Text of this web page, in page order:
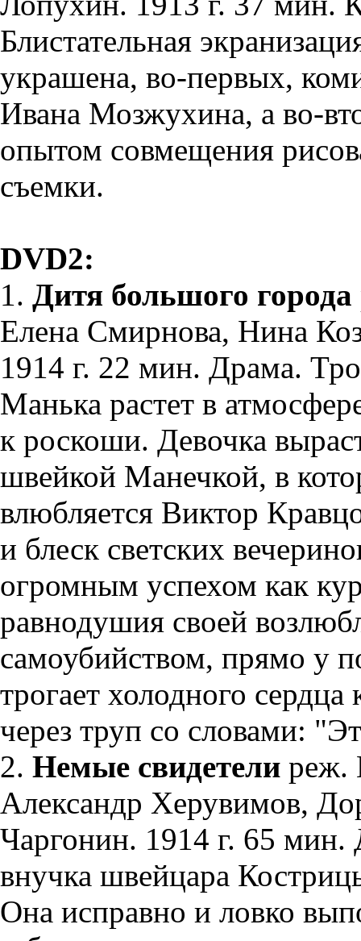
Блистательная
украшена, во-первых,
Ивана Мозжухина, а во-
опытом совмещения
съемки.
DVD2:
1. Дитя большого города
Елена Смирнова, Нина
1914 г. 22 мин. Драма.
Манька растет в
к роскоши. Девочка
швейкой Манечкой, в
влюбляется Виктор
и блеск светских
огромным успехом как
равнодушия своей
самоубийством, прямо у
трогает холодного
через труп со словами:
2. Немые свидетели реж.
Александр Херувимов,
Чаргонин. 1914 г. 65 мин.
внучка швейцара
Она исправно и ловко